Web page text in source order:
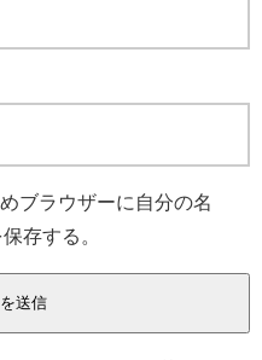
ブラウザーに自分の名
存する。